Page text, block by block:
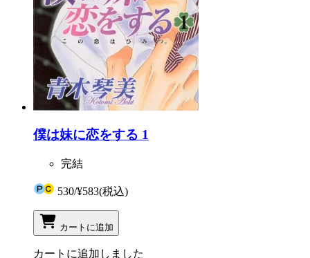
僕は妹に恋をする 1
完結
530/¥583(税込)
カートに追加
カートに追加しました